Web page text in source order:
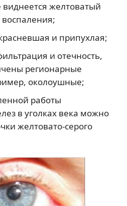
виднеется желтоватый
воспаления;
и припухлая;
и отечность,
регионарные
околоушные;
работы
в уголках века можно
желтовато-серого